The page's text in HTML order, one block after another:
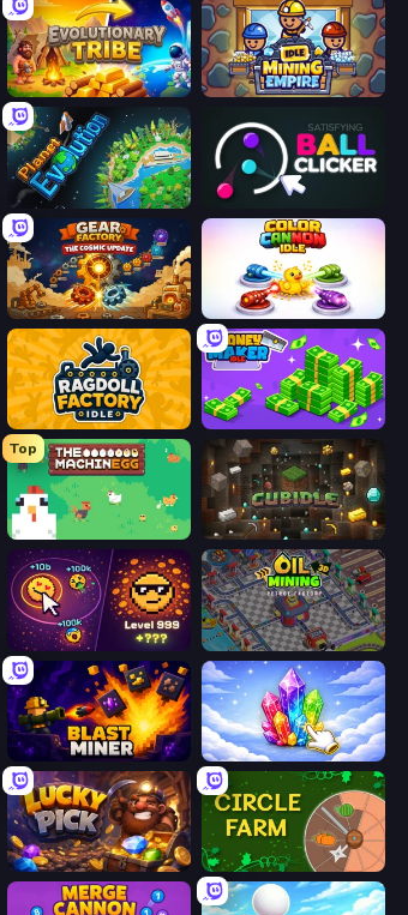
Evolutionary Tribe Idle Mining Empire
Planet Evolution: Idle Clicker Satisfying Ball Clicker
Gear Factory Color Cannon Idle
Ragdoll Factory Idle Money Maker Idle
Top
The MachinEGG Cubidle
Dominate All Shapes Oil Mining 3D: Petrol Factory
Blast Miner Crystalia Idle Clicker
Lucky Pick Circle Farm